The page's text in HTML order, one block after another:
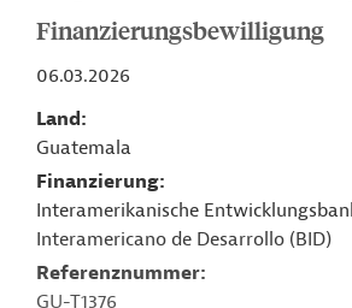
Finanzierungsbewilligung
06.03.2026
Land
Guatemala
Finanzierung
Interamerikanische
Interamericano de Desarrollo (BID)
Referenznummer
GU-T1376